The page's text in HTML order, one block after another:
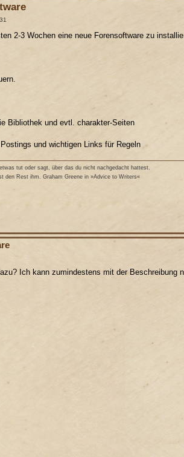
2-3 Wochen eine neue Forensoftware zu
Bibliothek und evtl. charakter-Seiten
und wichtigen Links für Regeln
tut oder sagt, über das du nicht nachgedacht hattest.
den Rest ihm. Graham Greene in »Advice to Writers«
Ich kann zumindestens mit der Beschreibung